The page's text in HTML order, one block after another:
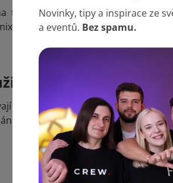
těchto mikrofonů potřebuje 48
pultů (vybavení zvukařů s
především zpěváci na
Novinky, tipy a inspirace ze
a eventů. Bez spamu.